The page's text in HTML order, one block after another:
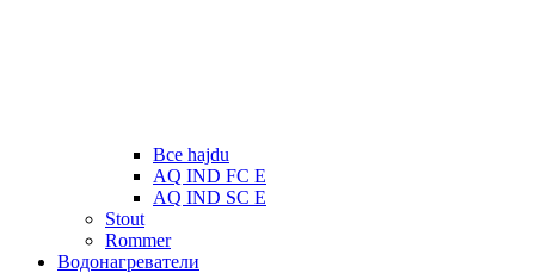
Все hajdu
AQ IND FC E
AQ IND SC E
Stout
Rommer
Водонагреватели